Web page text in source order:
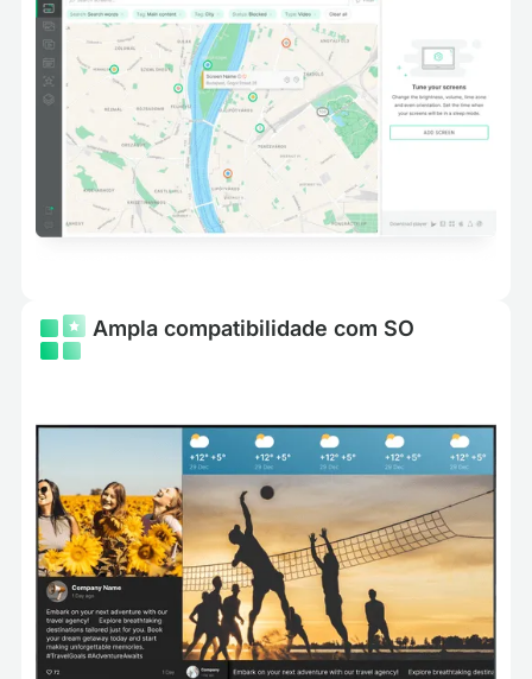
Ampla compatibilidade com SO